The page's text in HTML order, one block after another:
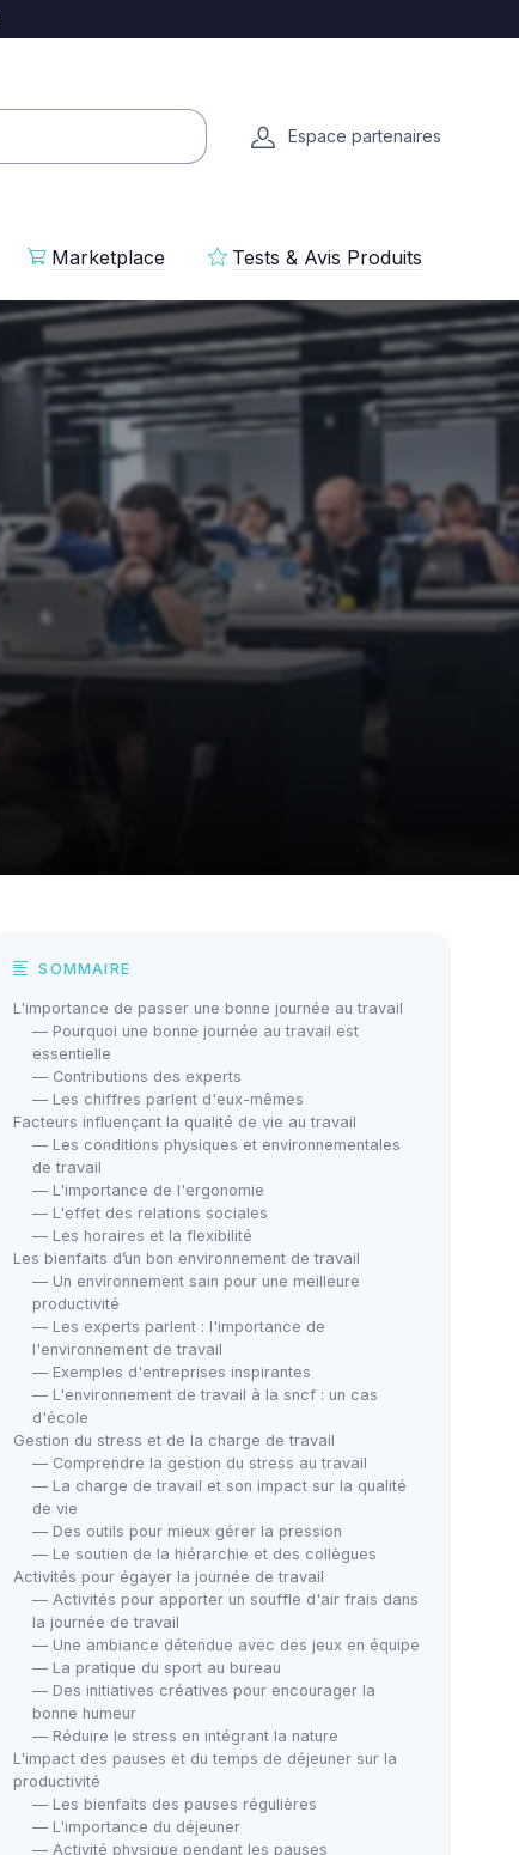
Espace partenaires
Marketplace Tests & Avis Produits
SOMMAIRE
L'importance de passer une bonne journée au travail
— Pourquoi une bonne journée au travail est
essentielle
— Contributions des experts
— Les chiffres parlent d'eux-mêmes
Facteurs influençant la qualité de vie au travail
— Les conditions physiques et environnementales
de travail
— L'importance de l'ergonomie
— L'effet des relations sociales
— Les horaires et la flexibilité
Les bienfaits d’un bon environnement de travail
— Un environnement sain pour une meilleure
productivité
— Les experts parlent : l'importance de
l'environnement de travail
— Exemples d'entreprises inspirantes
— L'environnement de travail à la sncf : un cas
d'école
Gestion du stress et de la charge de travail
— Comprendre la gestion du stress au travail
— La charge de travail et son impact sur la qualité
de vie
— Des outils pour mieux gérer la pression
— Le soutien de la hiérarchie et des collègues
Activités pour égayer la journée de travail
— Activités pour apporter un souffle d'air frais dans
la journée de travail
— Une ambiance détendue avec des jeux en équipe
— La pratique du sport au bureau
— Des initiatives créatives pour encourager la
bonne humeur
— Réduire le stress en intégrant la nature
L'impact des pauses et du temps de déjeuner sur la
productivité
— Les bienfaits des pauses régulières
— L'importance du déjeuner
— Activité physique pendant les pauses